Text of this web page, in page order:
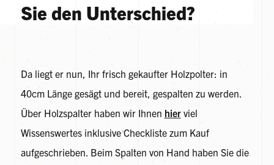
Sie den Unterschied?
Da liegt er nun, Ihr frisch gekaufter Holzpolter: in
40cm Länge gesägt und bereit, gespalten zu werden.
Über Holzspalter haben wir Ihnen hierviel
Wissenswertes inklusive Checkliste zum Kauf
aufgeschrieben. Beim Spalten von Hand haben Sie die